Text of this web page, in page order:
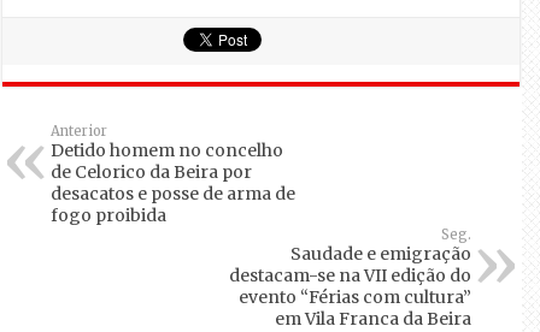
Anterior
Detido homem no concelho
de Celorico da Beira por
desacatos e posse de arma de
fogo proibida
Seg.
Saudade e emigração
destacam-se na VII edição do
evento “Férias com cultura”
em Vila Franca da Beira